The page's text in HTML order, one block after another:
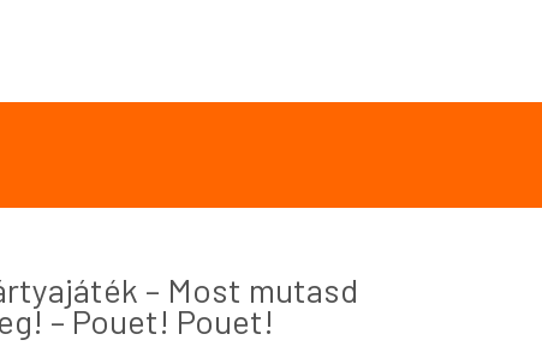
– Most mutasd
– Pouet! Pouet!